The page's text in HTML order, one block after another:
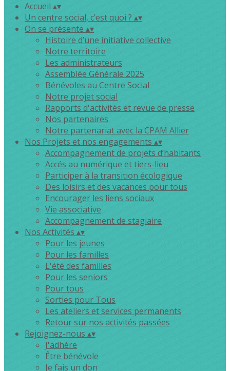
Accueil ▴▾
Un centre social, c’est quoi ? ▴▾
On se présente ▴▾
Histoire d’une initiative collective
Notre territoire
Les administrateurs
Assemblée Générale 2025
Bénévoles au Centre Social
Notre projet social
Rapports d'activités et revue de presse
Nos partenaires
Notre partenariat avec la CPAM Allier
Nos Projets et nos engagements ▴▾
Accompagnement de projets d’habitants
Accés au numérique et tiers-lieu
Participer à la transition écologique
Des loisirs et des vacances pour tous
Encourager les liens sociaux
Vie associative
Accompagnement de stagiaire
Nos Activités ▴▾
Pour les jeunes
Pour les familles
L'été des familles
Pour les seniors
Pour tous
Sorties pour Tous
Les ateliers et services permanents
Retour sur nos activités passées
Rejoignez-nous ▴▾
J'adhère
Être bénévole
Je fais un don